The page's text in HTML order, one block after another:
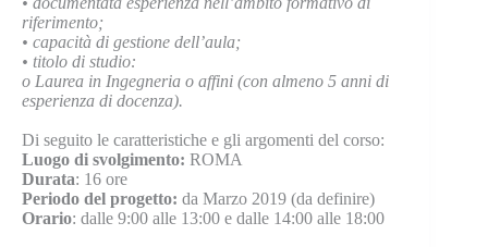
riferimento;
• capacità di gestione dell’aula;
• titolo di studio:
o Laurea in Ingegneria o affini (con almeno 5 anni di
esperienza di docenza).
Di seguito le caratteristiche e gli argomenti del corso:
Luogo di svolgimento: ROMA
Durata: 16 ore
Periodo del progetto: da Marzo 2019 (da definire)
Orario: dalle 9:00 alle 13:00 e dalle 14:00 alle 18:00